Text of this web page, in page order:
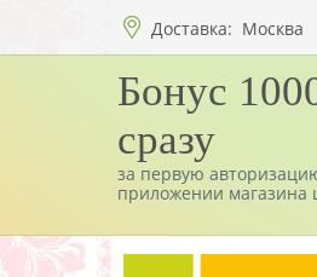
Бонус
сразу
за первую
приложении магазина
Доставка: Москва